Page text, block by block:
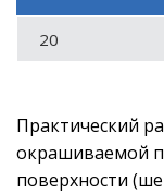
20
Практический
окрашиваемой
поверхности